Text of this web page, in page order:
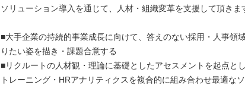
ソリューション導入を通じて、人材・組織変革を支援して頂きま
■大手企業の持続的事業成長に向けて、答えのない採用・人事領
りたい姿を描き・課題合意する
■リクルートの人材観・理論に基礎としたアセスメントを起点と
トレーニング・HRアナリティクスを複合的に組み合わせ最適な